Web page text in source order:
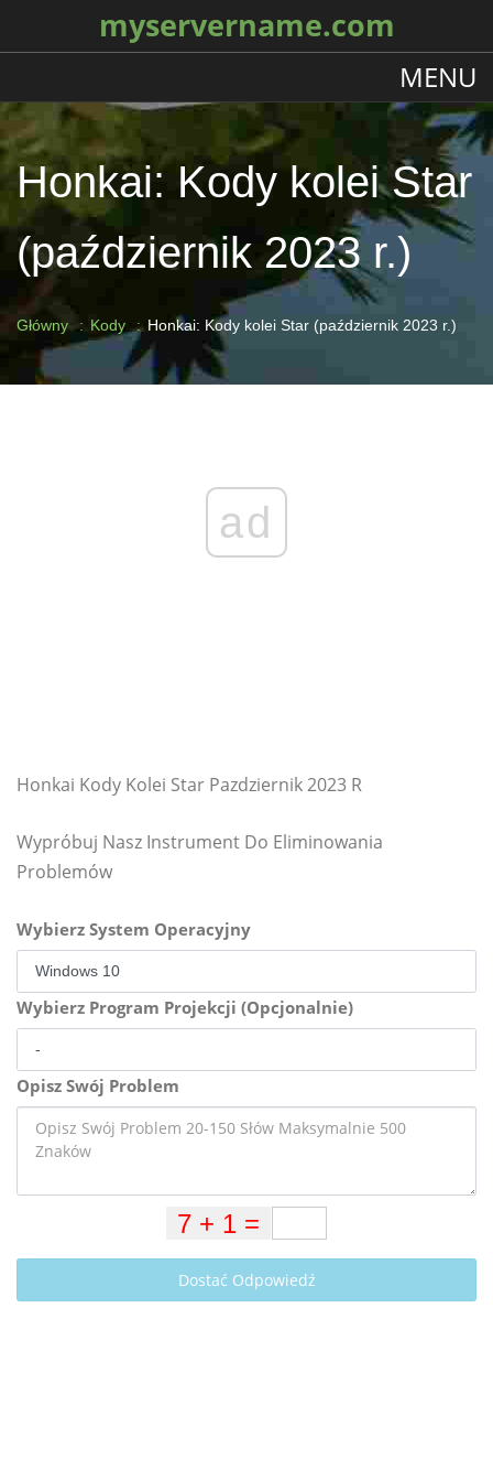
myservername.com
MENU
Honkai: Kody kolei Star
(październik 2023 r.)
Główny Kody Honkai: Kody kolei Star (październik 2023 r.)
ad
Honkai Kody Kolei Star Pazdziernik 2023 R
Wypróbuj Nasz Instrument Do Eliminowania
Problemów
Wybierz System Operacyjny
Wybierz Program Projekcji (Opcjonalnie)
Opisz Swój Problem
Dostać Odpowiedź